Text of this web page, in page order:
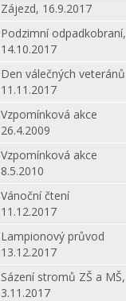
Zájezd, 16.9.2017
Podzimní odpadkobraní,
14.10.2017
Den válečných veteránů
11.11.2017
Vzpomínková akce
26.4.2009
Vzpomínková akce
8.5.2010
Vánoční čtení
11.12.2017
Lampionový průvod
13.12.2017
Sázení stromů ZŠ a MŠ,
3.11.2017